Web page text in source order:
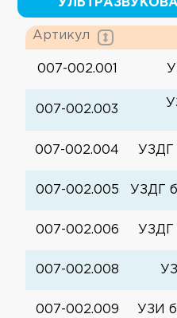
Артикул
007-002.001
007-002.003
007-002.004 УЗДГ
007-002.005 УЗДГ
007-002.006 УЗДГ
007-002.008
007-002.009 УЗИ